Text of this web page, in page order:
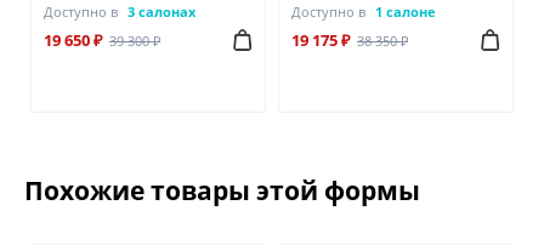
Доступно в 3 салонах
19 650 ₽ 39 300 ₽
Доступно в 1 салоне
19 175 ₽ 38 350 ₽
Похожие товары этой формы